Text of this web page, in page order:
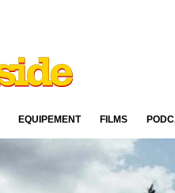
ÉQUIPEMENT FILMS